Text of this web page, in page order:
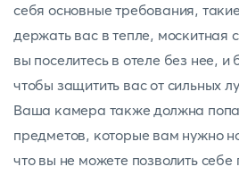
себя основные требования,
держать вас в тепле, москитная
вы поселитесь в отеле без нее,
чтобы защитить вас от сильных
Ваша камера также должна
предметов, которые вам нужно
что вы не можете позволить себе